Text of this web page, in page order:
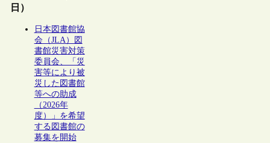
日）
日本図書館協
会（JLA）図
書館災害対策
委員会、「災
害等により被
災した図書館
等への助成
（2026年
度）」を希望
する図書館の
募集を開始